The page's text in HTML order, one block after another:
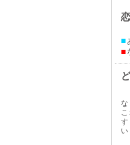
■
■
い